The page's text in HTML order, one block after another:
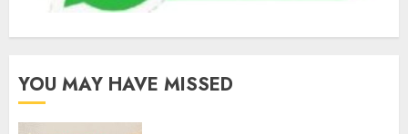
YOU MAY HAVE MISSED